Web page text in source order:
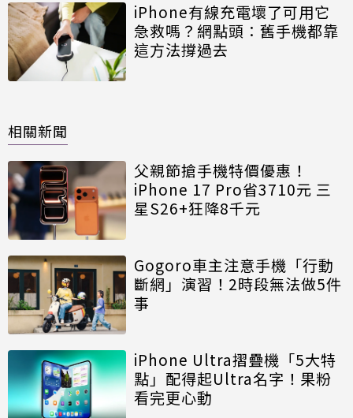
iPhone有線充電壞了可用它
急救嗎？網點頭：舊手機都靠
這方法撐過去
相關新聞
父親節搶手機特價優惠！
iPhone 17 Pro省3710元 三
星S26+狂降8千元
Gogoro車主注意手機「行動
斷網」演習！2時段無法做5件
事
iPhone Ultra摺疊機「5大特
點」配得起Ultra名字！果粉
看完更心動